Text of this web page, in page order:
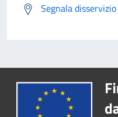
Segnala disservizio